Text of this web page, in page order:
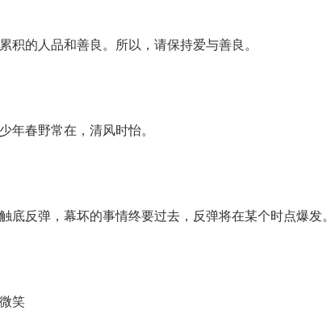
积的人品和善良。所以，请保持爱与善良。
年春野常在，清风时怡。
底反弹，幕坏的事情终要过去，反弹将在某个时点爆发。
笑